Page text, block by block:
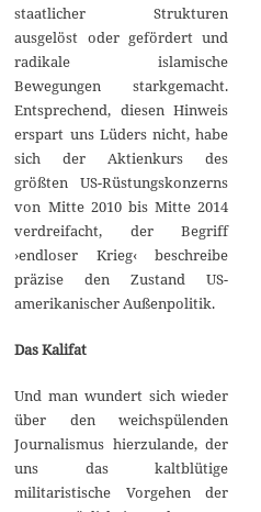
staatlicher Strukturen
ausgelöst oder gefördert und
radikale islamische
Bewegungen starkgemacht.
Entsprechend, diesen Hinweis
erspart uns Lüders nicht, habe
sich der Aktienkurs des
größten US-Rüstungskonzerns
von Mitte 2010 bis Mitte 2014
verdreifacht, der Begriff
›endloser Krieg‹ beschreibe
präzise den Zustand US-
amerikanischer Außenpolitik.
Das Kalifat
Und man wundert sich wieder
über den weichspülenden
Journalismus hierzulande, der
uns das kaltblütige
militaristische Vorgehen der